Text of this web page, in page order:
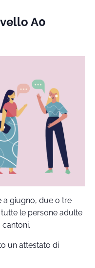
A0
a giugno, due o tre
le persone adulte
un attestato di